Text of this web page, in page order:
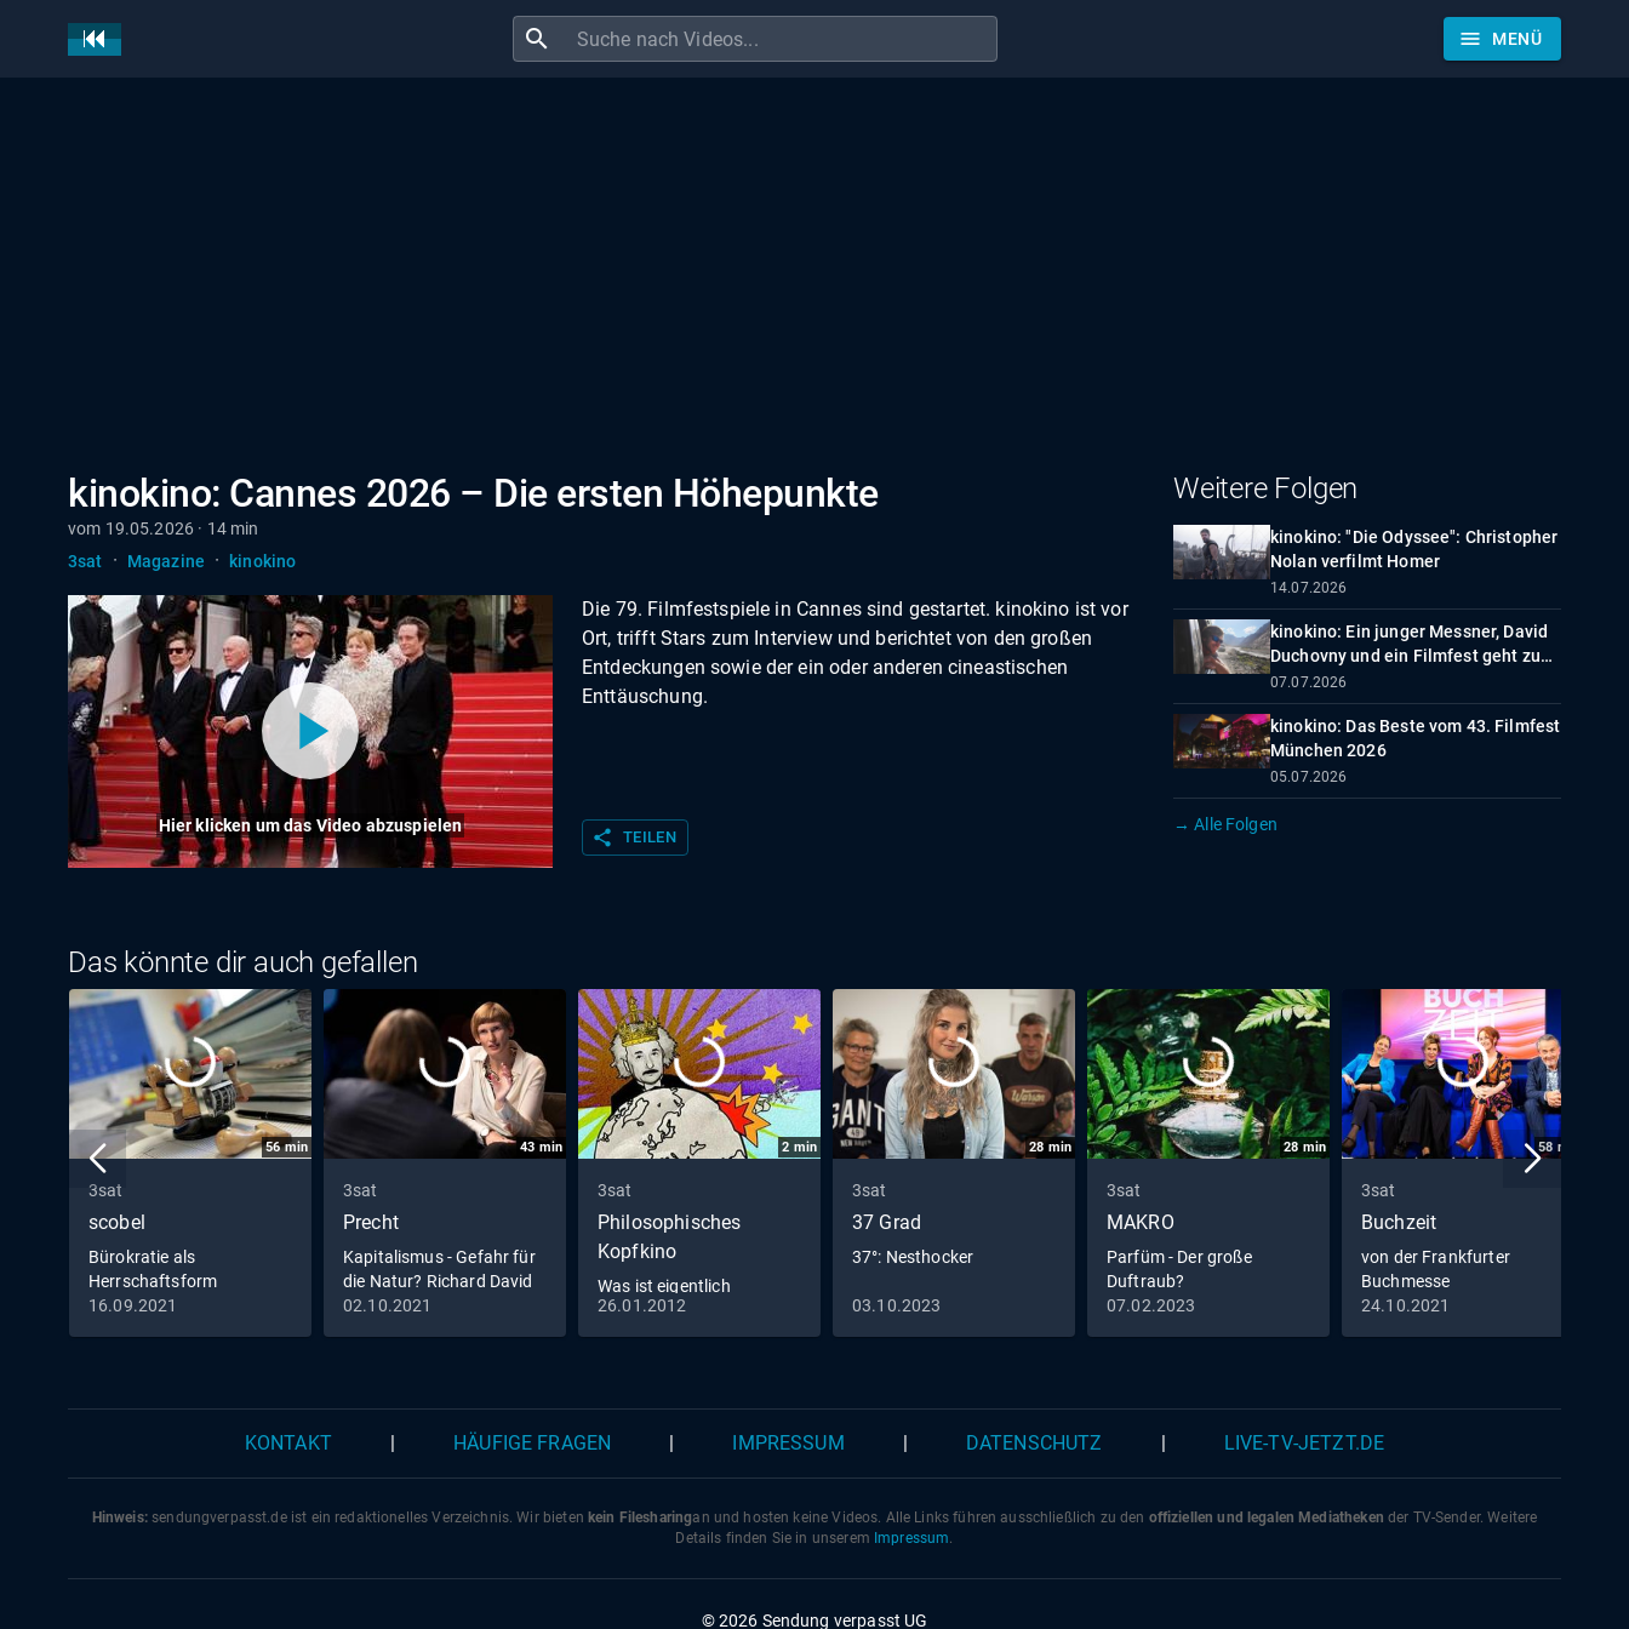
search menu MENÜ
kinokino: Cannes 2026 – Die ersten Höhepunkte
vom 19.05.2026 · 14 min
3sat
· Magazine · kinokino
Hier klicken um das Video abzuspielen
Die 79. Filmfestspiele in Cannes sind gestartet. kinokino ist vor
Ort, trifft Stars zum Interview und berichtet von den großen
Entdeckungen sowie der ein oder anderen cineastischen
Enttäuschung.
share TEILEN
Weitere Folgen
kinokino: "Die Odyssee": Christopher
Nolan verfilmt Homer
14.07.2026
kinokino: Ein junger Messner, David
Duchovny und ein Filmfest geht zu
Ende
07.07.2026
kinokino: Das Beste vom 43. Filmfest
München 2026
05.07.2026
→ Alle Folgen
Das könnte dir auch gefallen
56min
3sat
scobel
Bürokratie als
Herrschaftsform
16.09.2021
43 min
3sat
Precht
Kapitalismus - Gefahr für
die Natur? Richard David
Precht im Gespräch mit
02.10.2021
2 min
3sat
Philosophisches
Kopfkino
Was ist eigentlich
Empirismus?
26.01.2012
28 min
3sat
37 Grad
37°: Nesthocker
03.10.2023
28min
3sat
MAKRO
Parfüm - Der große
Duftraub?
07.02.2023
58 min
3sat
Buchzeit
von der Frankfurter
Buchmesse
24.10.2021
KONTAKT HÄUFIGE FRAGEN IMPRESSUM DATENSCHUTZ LIVE-TV-JETZT.DE
Hinweis:sendungverpasst.deist ein redaktionelles Verzeichnis. Wir bieten kein Filesharingan und hosten keine Videos. Alle Links führen ausschließlich zu den offiziellen und legalen Mediatheken der TV-Sender. Weitere
Details finden Sie in unserem Impressum.
© 2026 Sendung verpasst UG